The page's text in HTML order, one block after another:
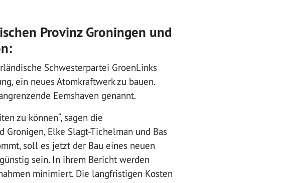
Provinz Groningen und
:
Schwesterpartei GroenLinks
ein neues Atomkraftwerk zu bauen.
Eemshaven genannt.
zu können“, sagen die
Elke Slagt-Tichelman und Bas
soll es jetzt der Bau eines neuen
sein. In ihrem Bericht werden
minimiert. Die langfristigen Kosten